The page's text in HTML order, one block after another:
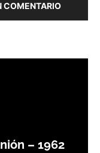
COMENTARIO
– 1962